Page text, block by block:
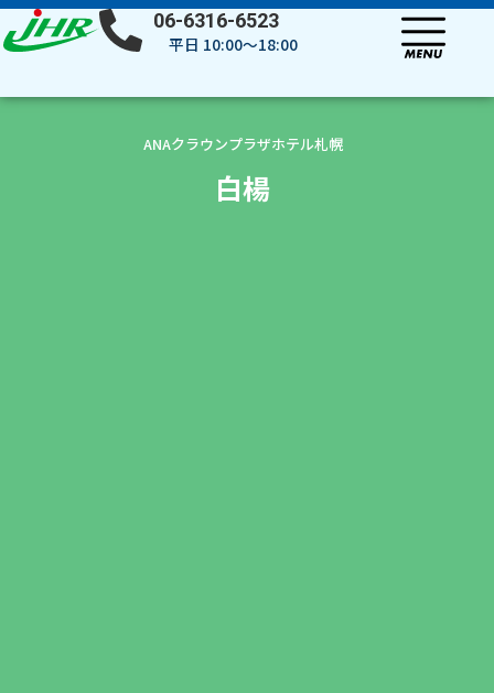
内
容
キ
06-6316-6523
平日 10:00～18:00
ANAクラウンプラザホテル札幌
白楊